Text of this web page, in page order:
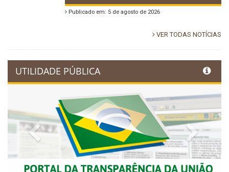
Publicado em: 5 de agosto de 2026
VER TODAS NOTÍCIAS
UTILIDADE PÚBLICA
Previous Next